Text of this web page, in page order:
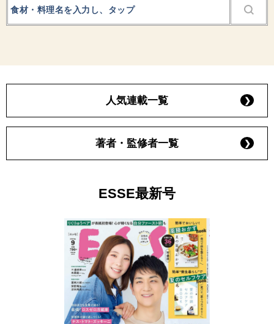
人気連載一覧
著者・監修者一覧
ESSE最新号